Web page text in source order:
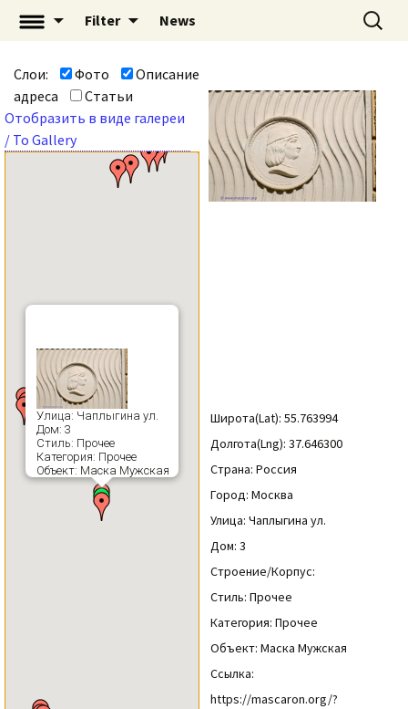
«Mascaron: Незримый
город» | mascaron.org
Filter News Найти:
Слои: Фото
Описание
адреса
Статьи
Отобразить в виде галереи
/ To Gallery
Улица: Чаплыгина ул.
Дом: 3
Стиль: Прочее
Категория: Прочее
Объект: Маска Мужская
Широта(Lat): 55.763994
Долгота(Lng): 37.646300
Страна: Россия
Город: Москва
Улица: Чаплыгина ул.
Дом: 3
Строение/Корпус:
Стиль: Прочее
Категория: Прочее
Объект: Маска Мужская
Ссылка:
https://mascaron.org/?